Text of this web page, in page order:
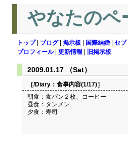
やなたのペ
トップ| ブログ| 掲示板 国際結婚 セブ|
プロフィール| 更新情報 旧掲示板
2009.01.17 （Sat）
［/Diary： 食事内容(1/17)］
朝食：食パン２枚、コーヒー
昼食：タンメン
夕食：寿司